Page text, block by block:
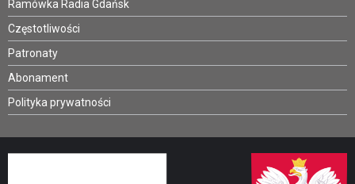
Ramówka Radia Gdańsk
Częstotliwości
Patronaty
Abonament
Polityka prywatności